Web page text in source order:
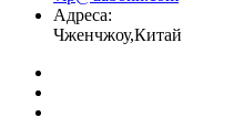
Адреса:
Чженчжоу,Китай